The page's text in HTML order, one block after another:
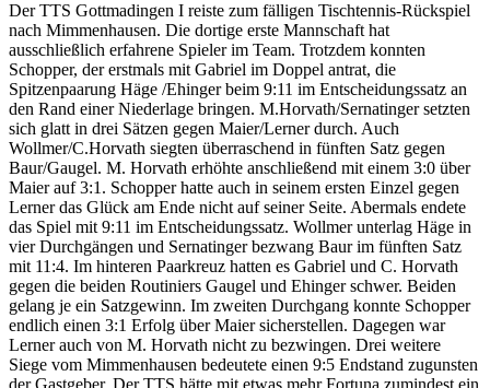
Der TTS Gottmadingen I reiste zum fälligen Tischtennis-Rückspiel
nach Mimmenhausen. Die dortige erste Mannschaft hat
ausschließlich erfahrene Spieler im Team. Trotzdem konnten
Schopper, der erstmals mit Gabriel im Doppel antrat, die
Spitzenpaarung Häge /Ehinger beim 9:11 im Entscheidungssatz an
den Rand einer Niederlage bringen. M.Horvath/Sernatinger setzten
sich glatt in drei Sätzen gegen Maier/Lerner durch. Auch
Wollmer/C.Horvath siegten überraschend in fünften Satz gegen
Baur/Gaugel. M. Horvath erhöhte anschließend mit einem 3:0 über
Maier auf 3:1. Schopper hatte auch in seinem ersten Einzel gegen
Lerner das Glück am Ende nicht auf seiner Seite. Abermals endete
das Spiel mit 9:11 im Entscheidungssatz. Wollmer unterlag Häge in
vier Durchgängen und Sernatinger bezwang Baur im fünften Satz
mit 11:4. Im hinteren Paarkreuz hatten es Gabriel und C. Horvath
gegen die beiden Routiniers Gaugel und Ehinger schwer. Beiden
gelang je ein Satzgewinn. Im zweiten Durchgang konnte Schopper
endlich einen 3:1 Erfolg über Maier sicherstellen. Dagegen war
Lerner auch von M. Horvath nicht zu bezwingen. Drei weitere
Siege vom Mimmenhausen bedeutete einen 9:5 Endstand zugunsten